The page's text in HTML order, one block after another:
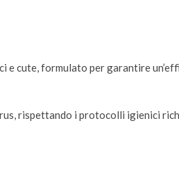
cute, formulato per garantire
rispettando i protocolli igienici